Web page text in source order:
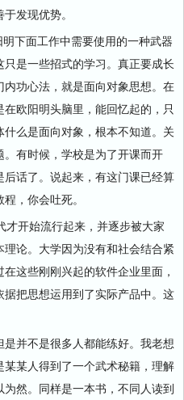
发现优势。
下面工作中需要使用的一种武器
是一些招式的学习。真正要成长
功心法，就是面向对象思想。在
欧阳明头脑里，能回忆起的，只
么是面向对象，根本不知道。关
有时候，学校是为了开课而开
话了。说起来，有这门课已经算
，你会吐死。
开始流行起来，并逐步被大家
论。大学因为没有和社会结合紧
这些刚刚兴起的软件企业里面，
把思想运用到了实际产品中。这
并不是很多人都能练好。我老想
某人得到了一个武术秘籍，理解
然。同样是一本书，不同人读到